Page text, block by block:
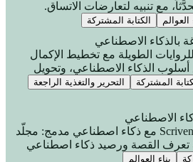
العوالم الكتابة المشتركة
بالذكاء الاصطناعي
الطويلة مع تخطيط الإكمال
أسلوب الذكاء الاصطناعي، وتحويل
المشتركة
التحرير والتغذية الراجعة
الاصطناعي
بيئة كتابة بأسلوب Scrivener مع ذكاء اصطناعي مدمج: مجلّد
تعرف القصة ورصيد ذكاء اصطناعي
بناء العوالم